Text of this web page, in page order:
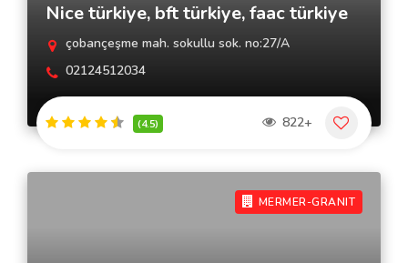
Nice türkiye, bft türkiye, faac türkiye
çobançeşme mah. sokullu sok. no:27/A
02124512034
(4.5) 822+
MERMER-GRANIT